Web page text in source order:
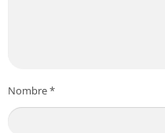
Nombre*